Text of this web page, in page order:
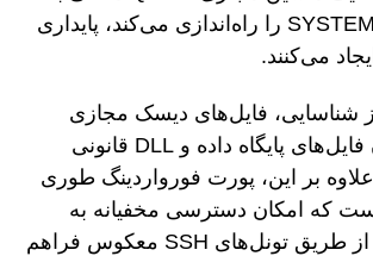
امتیازات سطح SYSTEM را راه‌اندازی می‌کند، پایداری
می‌کنند.
شناسایی، فایل‌های دیسک مجازی
مخرب به عنوان فایل‌های پایگاه داده و DLL قانونی
بر این، پورت فورواردینگ طوری
که امکان دسترسی مخفیانه به
سیستم آلوده را از طریق تونل‌های SSH معکوس فراهم